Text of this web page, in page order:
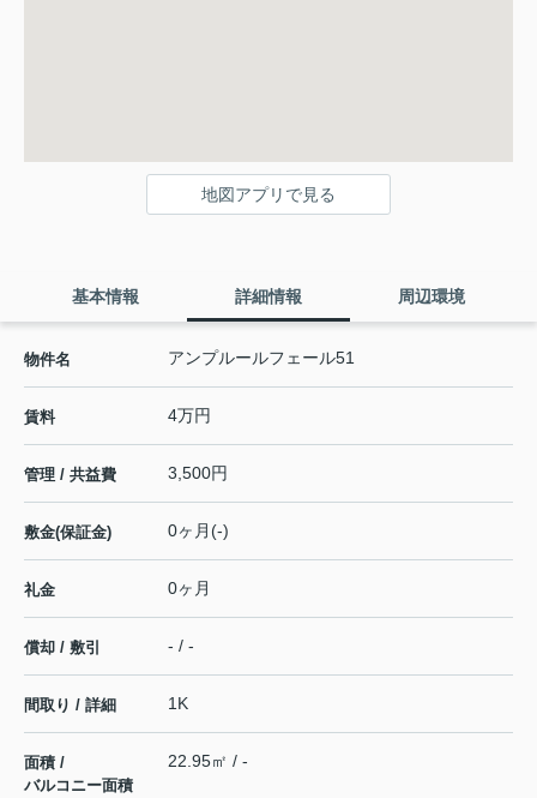
地図アプリで見る
基本情報 詳細情報 周辺環境
物件名 アンプルールフェール51
賃料 4万円
管理 / 共益費 3,500円
敷金(保証金) 0ヶ月(-)
礼金 0ヶ月
償却 / 敷引 - / -
間取り / 詳細 1K
面積 /
バルコニー面積
22.95㎡ / -